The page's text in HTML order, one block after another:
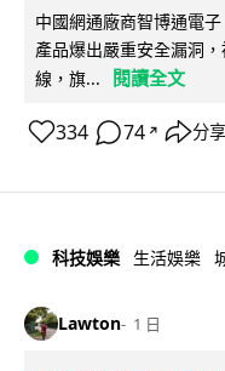
中國網通廠商智博通電
產品爆出嚴重安全漏洞
線，旗...
閱讀全文
334 74 ↗ 分享
科技娛樂 生活娛樂
Lawton 1 日